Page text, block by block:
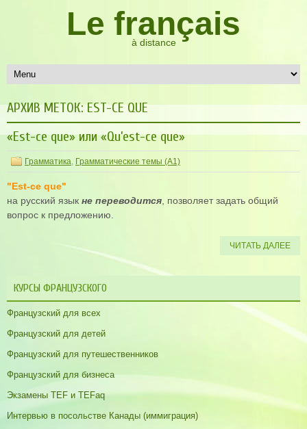
Le français
à distance
АРХИВ МЕТОК:EST-CE QUE
«Est-ce que» или «Qu’est-ce que»
Грамматика, Грамматические темы (A1)
"Est-ce que"
на русский язык не переводится , позволяет задать общий
вопрос к предложению.
ЧИТАТЬ ДАЛЕЕ
КУРСЫ ФРАНЦУЗСКОГО
Французский для всех
Французский для детей
Французский для путешественников
Французский для бизнеса
Экзамены TEF и TEFaq
Интервью в посольстве Канады (иммиграция)